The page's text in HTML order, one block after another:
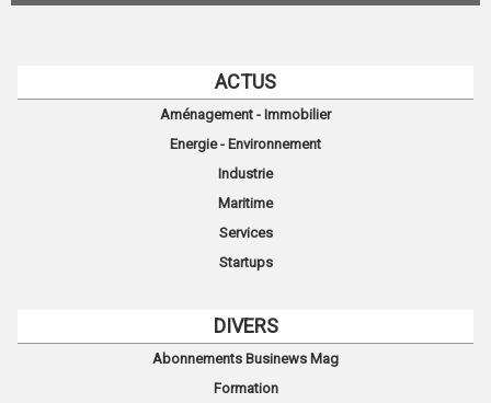
ACTUS
Aménagement - Immobilier
Energie - Environnement
Industrie
Maritime
Services
Startups
DIVERS
Abonnements Businews Mag
Formation